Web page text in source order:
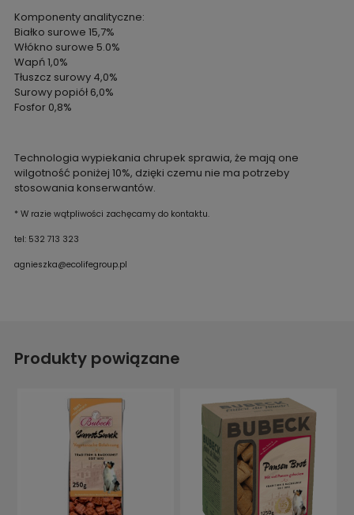
Komponenty analityczne:
Białko surowe 15,7%
Włókno surowe 5.0%
Wapń 1,0%
Tłuszcz surowy 4,0%
Surowy popiół 6,0%
Fosfor 0,8%
Technologia wypiekania chrupek sprawia, że mają one
wilgotność poniżej 10%, dzięki czemu nie ma potrzeby
stosowania konserwantów.
* W razie wątpliwości zachęcamy do kontaktu.
tel: 532 713 323
agnieszka@ecolifegroup.pl
Produkty powiązane